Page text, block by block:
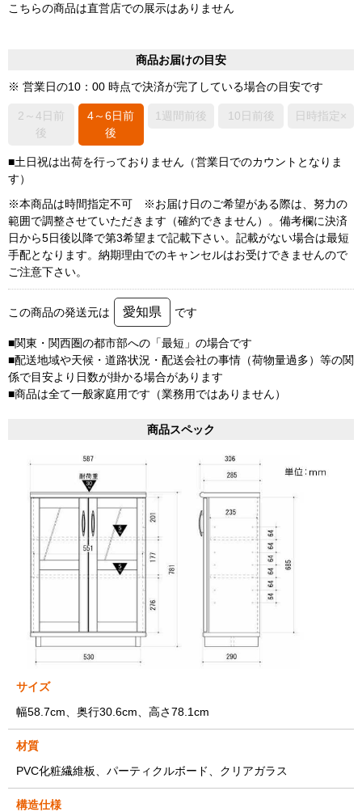
こちらの商品は直営店での展示はありません
商品お届けの目安
※ 営業日の10：00 時点で決済が完了している場合の目安です
2～4日前
後
4～6日前
後
1週間前後 10日前後 日時指定×
■土日祝は出荷を行っておりません（営業日でのカウントとなりま
す）
※本商品は時間指定不可 ※お届け日のご希望がある際は、努力の
範囲で調整させていただきます（確約できません）。備考欄に決済
日から5日後以降で第3希望まで記載下さい。記載がない場合は最短
手配となります。納期理由でのキャンセルはお受けできませんので
ご注意下さい。
この商品の発送元は 愛知県 です
■関東・関西圏の都市部への「最短」の場合です
■配送地域や天候・道路状況・配送会社の事情（荷物量過多）等の関
係で目安より日数が掛かる場合があります
■商品は全て一般家庭用です（業務用ではありません）
商品スペック
サイズ
幅58.7cm、奥行30.6cm、高さ78.1cm
材質
PVC化粧繊維板、パーティクルボード、クリアガラス
構造仕様